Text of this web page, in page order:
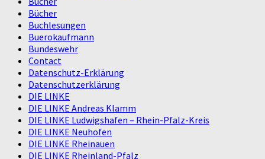
Bücher
Buchlesungen
Buerokaufmann
Bundeswehr
Contact
Datenschutz-Erklärung
Datenschutzerklärung
DIE LINKE
DIE LINKE Andreas Klamm
DIE LINKE Ludwigshafen – Rhein-Pfalz-Kreis
DIE LINKE Neuhofen
DIE LINKE Rheinauen
DIE LINKE Rheinland-Pfalz